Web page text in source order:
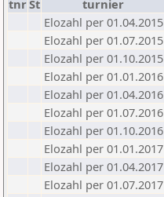
tnrSt turnier
Elozahl per 01.04.2015
Elozahl per 01.07.2015
Elozahl per 01.10.2015
Elozahl per 01.01.2016
Elozahl per 01.04.2016
Elozahl per 01.07.2016
Elozahl per 01.10.2016
Elozahl per 01.01.2017
Elozahl per 01.04.2017
Elozahl per 01.07.2017